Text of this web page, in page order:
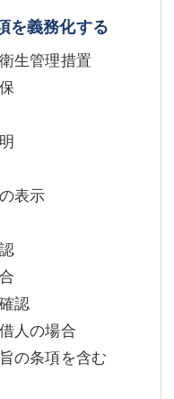
を義務化する
生管理措置
表示
認
人の場合
の条項を含む